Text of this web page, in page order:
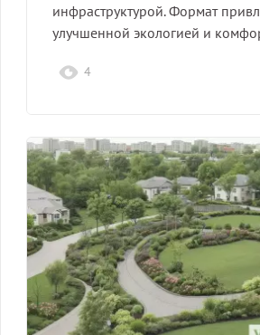
инфраструктурой. Формат
улучшенной экологией и
4